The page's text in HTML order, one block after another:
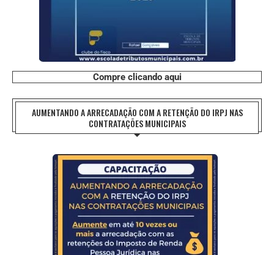
Compre clicando aqui
AUMENTANDO A ARRECADAÇÃO COM A RETENÇÃO DO IRPJ NAS
CONTRATAÇÕES MUNICIPAIS